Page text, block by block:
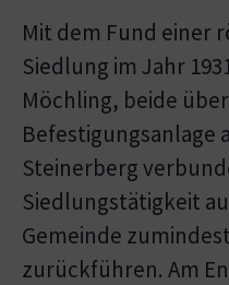
Mit dem Fund einer
Siedlung im Jahr
Möchling, beide
Befestigungsanlage
Steinerberg
Siedlungstätigkeit
Gemeinde
zurückführen. Am